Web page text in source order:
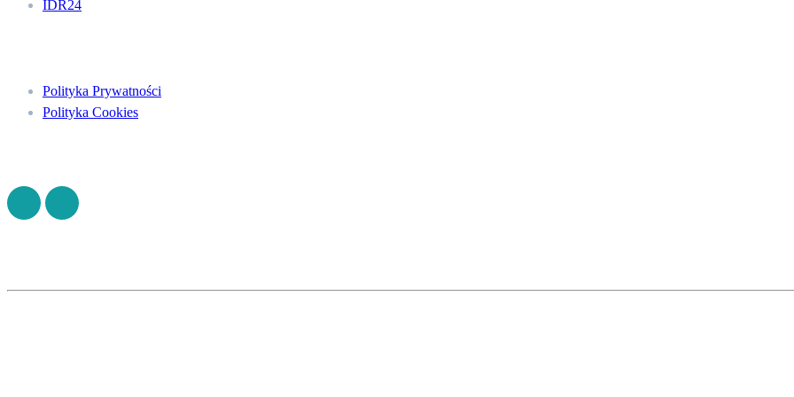
IDR24
Polityka Prywatności
Polityka Cookies